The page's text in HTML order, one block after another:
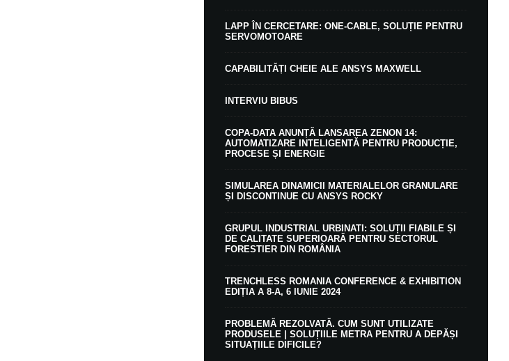
LAPP ÎN CERCETARE: ONE-CABLE, SOLUȚIE PENTRU
SERVOMOTOARE
CAPABILITĂȚI CHEIE ALE ANSYS MAXWELL
INTERVIU BIBUS
COPA-DATA ANUNȚĂ LANSAREA ZENON 14:
AUTOMATIZARE INTELIGENTĂ PENTRU PRODUCȚIE,
PROCESE ȘI ENERGIE
SIMULAREA DINAMICII MATERIALELOR GRANULARE
ȘI DISCONTINUE CU ANSYS ROCKY
GRUPUL INDUSTRIAL URBINATI: SOLUȚII FIABILE ȘI
DE CALITATE SUPERIOARĂ PENTRU SECTORUL
FORESTIER DIN ROMÂNIA
TRENCHLESS ROMANIA CONFERENCE & EXHIBITION
EDIȚIA A 8-A, 6 IUNIE 2024
PROBLEMĂ REZOLVATĂ. CUM SUNT UTILIZATE
PRODUSELE | SOLUȚIILE METRA PENTRU A DEPĂȘI
SITUAȚIILE DIFICILE?